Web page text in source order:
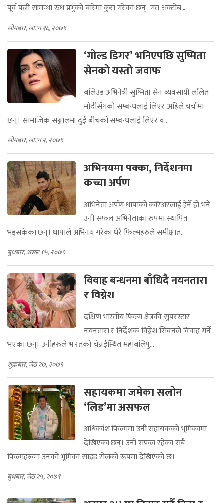
पूर्व पत्नी सामन्था रुथ प्रभुको बारेमा कुरा गरेका छन्। गत अक्टोब...
सोमबार, साउन १६, २०७९
‘गोल्ड डिगर’ भनिएपछि सुष्मिता
सेनको यस्तो जवाफ
बलिउड अभिनेत्री सुष्मिता सेन व्यवसायी ललित
मोदीसँगको सम्बन्धलाई लिएर अहिले चर्चामा
छन्। सामाजिक सञ्जालमा दुई बीचको सम्बन्धलाई लिएर व...
सोमबार, साउन २, २०७९
अभिनयमा पक्का, निर्देशनमा
कच्चा अर्पण
अभिनेता अर्पण थापाको करिअरलाई हेर्ने हो भने
उनी सफल अभिनेताका रुपमा स्थापित
भइसकेका छन्। थापाले अभिनय गरेका धेरै फिल्महरुले समीक्षात...
बुधबार, असार १५, २०७९
विवाह बन्धनमा बाँधिदै नयनतारा
र विग्नेश
दक्षिण भारतीय फिल्म क्षेत्रकी सुपरस्टार
नयनतारा र निर्देशक विग्नेश सिवनले विवाह गर्ने
भएका छन्। उनीहरुले भारतको चेन्नईस्थित महाबलिपु...
शुक्रबार, जेठ २७, २०७९
सहायकमा जमेका सलोन
‘लिड’मा असफल
अधिकांश फिल्ममा उनी सहायकको भूमिकामा
देखिएका छन्। उनी सफल रहेका सबै
फिल्महरूमा उनको भूमिका साइड रोलको रूपमा देखिएको छ।
बुधबार, जेठ २५, २०७९